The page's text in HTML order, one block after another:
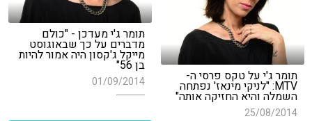
תומר ג'י מעדכן - "כולם
מדברים על כך שבאוגוסט
מייקל ג'קסון היה אמור להיות
בן 56"
01/09/2014 תומר ג'י על טקס פרסי ה-
MTV: "לניקי מינאז' נפתחה
השמלה והיא החזיקה אותה"
25/08/2014